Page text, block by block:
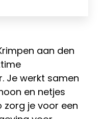
aan den
Je werkt samen
en netjes
zorg je voor een